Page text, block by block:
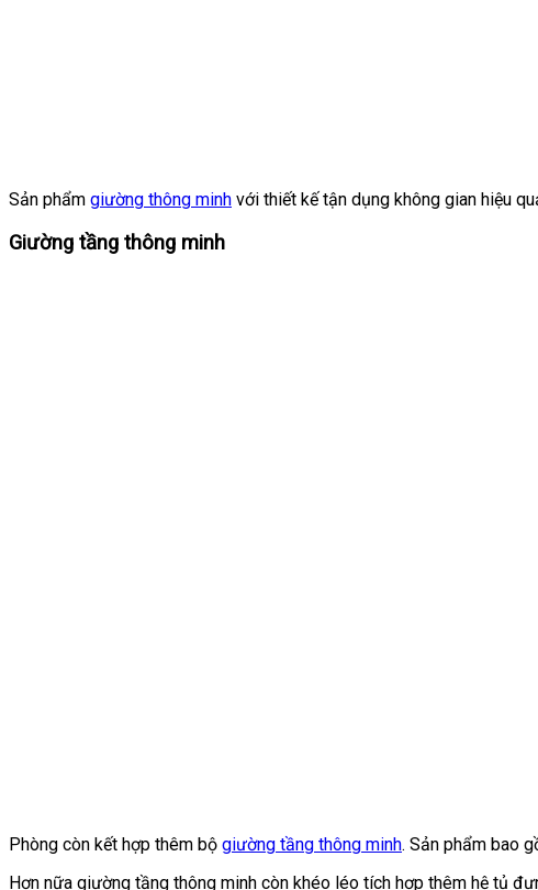
Sản phẩm giường thông minh với thiết kế tận dụng không gian hiệu
Giường tầng thông minh
Phòng còn kết hợp thêm bộ giường tầng thông minh. Sản phẩm bao
Hơn nữa giường tầng thông minh còn khéo léo tích hợp thêm hệ tủ